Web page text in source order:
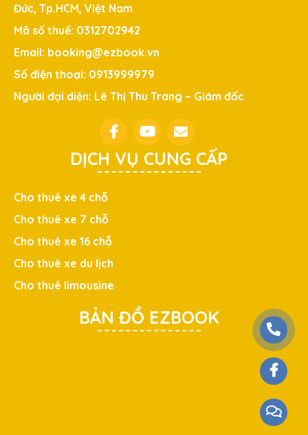
Đức, Tp.HCM, Việt Nam
Mã số thuế: 0312702942
Email: booking@ezbook.vn
Số điện thoại: 0913999979
Người đại diện: Lê Thị Thu Trang – Giám đốc
DỊCH VỤ CUNG CẤP
Cho thuê xe 4 chỗ
Cho thuê xe 7 chỗ
Cho thuê xe 16 chỗ
Cho thuê xe du lịch
Cho thuê limousine
BẢN ĐỒ EZBOOK